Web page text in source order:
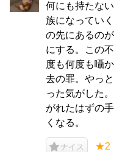
何にも持たな
族になってい
の先にあるの
にする。この
度も何度も囁
去の罪。やっ
った気がした
がれたはずの
くなる。
ナイス ★2